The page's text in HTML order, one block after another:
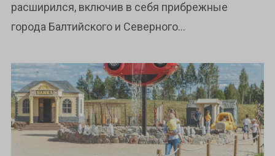
расширился, включив в себя прибрежные
города Балтийского и Северного...